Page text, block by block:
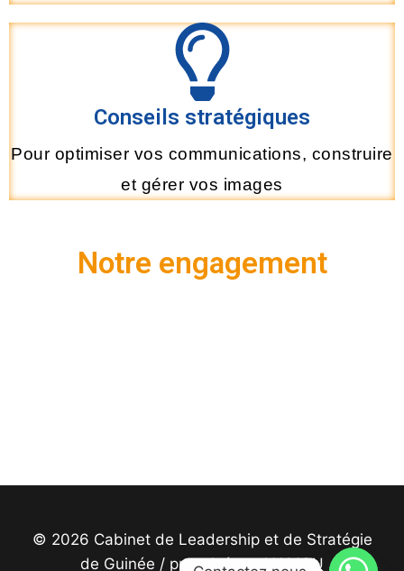
Conseils stratégiques
Pour optimiser vos communications, construire
et gérer vos images
Notre engagement
© 2026 Cabinet de Leadership et de Stratégie
de Guinée / propulsé par NAMOU